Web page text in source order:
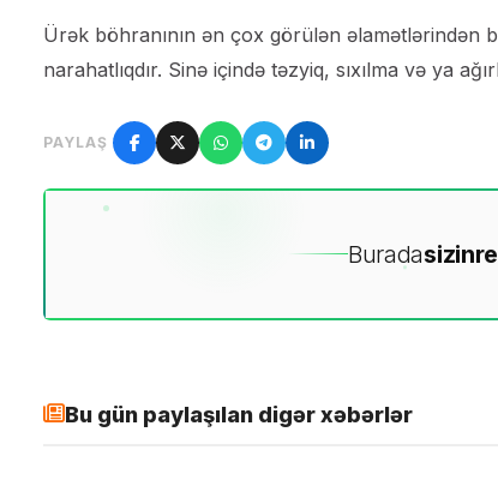
Ürək böhranının ən çox görülən əlamətlərindən
narahatlıqdır. Sinə içində təzyiq, sıxılma və ya
PAYLAŞ
Buradasizin
Bu gün paylaşılan digər xəbərlər